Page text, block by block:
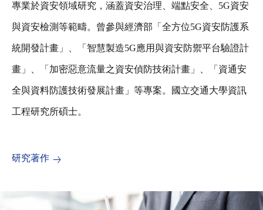
專業於資安領域研究，涵蓋資安治理、端點安全、5G資安
與資安檢測等範疇。曾參與經濟部「全方位5G資安防護系
統開發計畫」、「智慧製造5G應用與資安防禦平台驗證計
畫」、「加密惡意流量之資安偵防技術計畫」、「資通安
全與資料防護技術發展計畫」等專案。國立交通大學資訊
工程研究所碩士。
研究著作